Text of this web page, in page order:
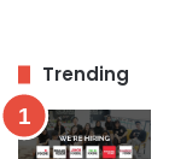
Trending